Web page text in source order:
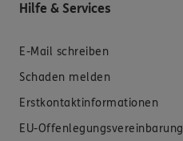
Hilfe & Services
E-Mail schreiben
Schaden melden
Erstkontaktinformationen
EU-Offenlegungsvereinbarung